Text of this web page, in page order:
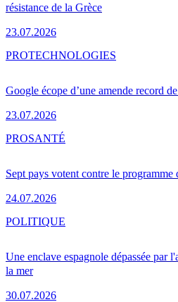
résistance de la Grèce
23.07.2026
Google écope d’une amende record
23.07.2026
PROTECHNOLOGIES
Sept pays votent contre le programme
24.07.2026
PROSANTÉ
Une enclave espagnole dépassée par
la mer
30.07.2026
POLITIQUE